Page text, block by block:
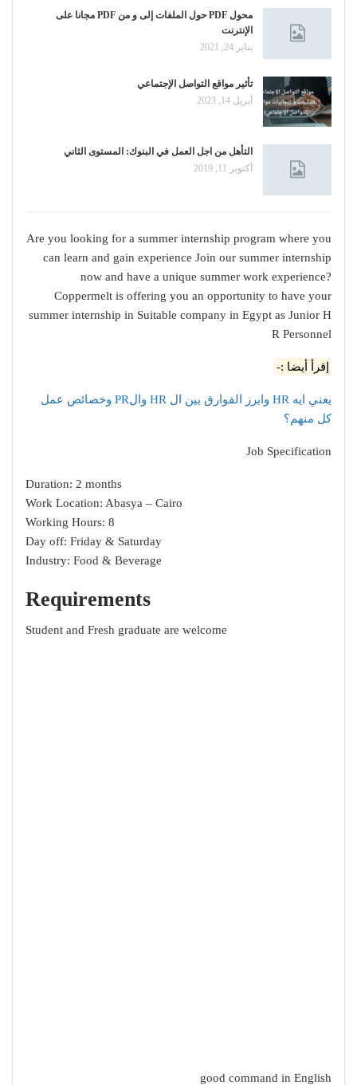
محول PDF حول الملفات إلى و من PDF مجانا على
الإنترنت
يناير 24, 2021
تأثير مواقع التواصل الإجتماعي
أبريل 14, 2023
التأهل من اجل العمل في البنوك: المستوى الثاني
أكتوبر 11, 2019
Are you looking for a summer internship program where you
can learn and gain experience Join our summer internship
now and have a unique summer work experience?
Coppermelt is offering you an opportunity to have your
summer internship in Suitable company in Egypt as Junior H
R Personnel
إقرأ أيضا :-
يعني ايه HR وابرز الفوارق بين ال HR والPR وخصائص عمل
كل منهم؟
Job Specification
Duration: 2 months
Work Location: Abasya – Cairo
Working Hours: 8
Day off: Friday & Saturday
Industry: Food & Beverage
Requirements
Student and Fresh graduate are welcome
good command in English